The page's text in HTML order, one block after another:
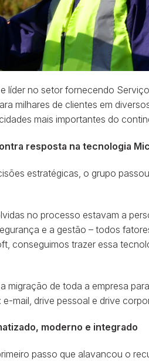
líder no setor fornecendo
milhares de clientes em
mais importantes do
resposta na tecnologia
estratégicas, o grupo
no processo estavam a
e a gestão – todos
conseguimos trazer essa
migração de toda a empresa
e-mail, drive pessoal e drive
moderno e integrado
passo que alavancou o